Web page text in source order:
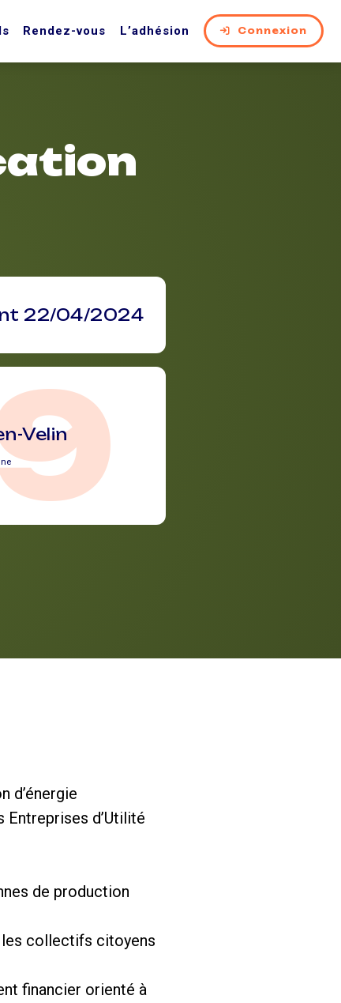
Rendez-vous L’adhésion Connexion
22/04/2024
Velin
d’énergie
Entreprises d’Utilité
de production
les collectifs citoyens
financier orienté à